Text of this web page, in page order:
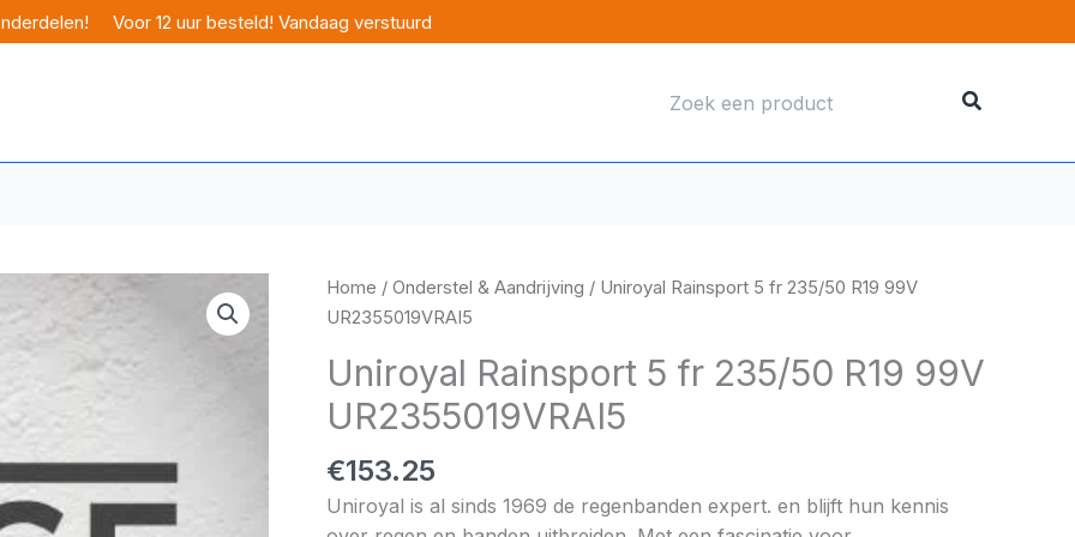
Voor 12 uur besteld! Vandaag verstuurd
naar:
Home / Onderstel & Aandrijving / Uniroyal Rainsport 5 fr 235/50 R19 99V
UR2355019VRAI5
Uniroyal Rainsport 5 fr 235/50 R19 99V
UR2355019VRAI5
€153.25
Uniroyal is al sinds 1969 de regenbanden expert. en blijft hun kennis